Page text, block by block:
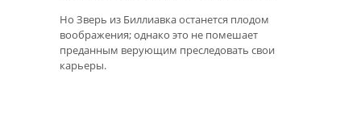
Но Зверь из Биллиавка останется плодом
воображения; однако это не помешает
преданным верующим преследовать свои
карьеры.